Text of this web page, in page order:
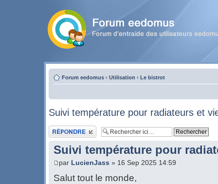
Forum eedomus ‹ Utilisation ‹ Le bistrot
Suivi température pour radiateurs et
Publier une réponse
Suivi température pour
par LucienJass » 16 Sep 2025 14:59
Salut tout le monde,